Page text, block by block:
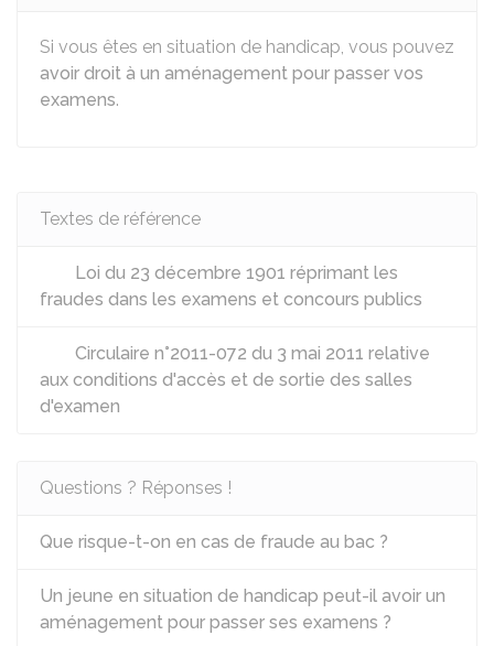
Si vous êtes en situation de handicap, vous pouvez
avoir droit à un aménagement pour passer vos
examens.
Textes de référence
Loi du 23 décembre 1901 réprimant les
fraudes dans les examens et concours publics
Circulaire n°2011-072 du 3 mai 2011 relative
aux conditions d'accès et de sortie des salles
d'examen
Questions ? Réponses !
Que risque-t-on en cas de fraude au bac ?
Un jeune en situation de handicap peut-il avoir un
aménagement pour passer ses examens ?